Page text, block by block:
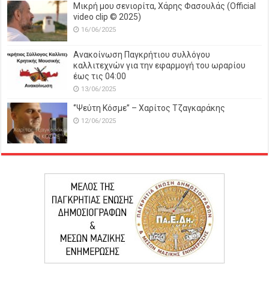
Μικρή μου σενιορίτα, Χάρης Φασουλάς (Official
video clip © 2025)
16/06/2025
Ανακοίνωση Παγκρήτιου συλλόγου
καλλιτεχνών για την εφαρμογή του ωραρίου
έως τις 04:00
13/06/2025
‘’Ψεύτη Κόσμε’’ – Χαρίτος Τζαγκαράκης
12/06/2025